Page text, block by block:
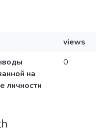
views
на
личности
0